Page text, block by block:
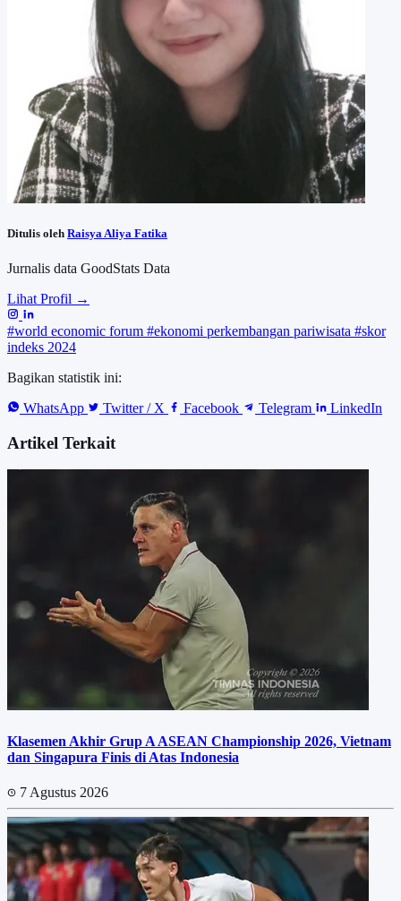
Ditulis oleh Raisya Aliya Fatika
Jurnalis data GoodStats Data
Lihat Profil →
#world economic forum #ekonomi perkembangan pariwisata #skor
indeks 2024
Bagikan statistik ini:
WhatsApp
Twitter / X Facebook Telegram LinkedIn
Artikel Terkait
Klasemen Akhir Grup A ASEAN Championship 2026, Vietnam
dan Singapura Finis di Atas Indonesia
7 Agustus 2026